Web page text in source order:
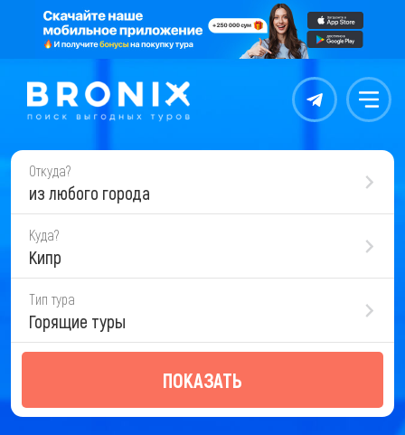
Контакты Меню
Откуда?
из любого города
Куда?
Кипр
Тип тура
Горящие туры
ПОКАЗАТЬ